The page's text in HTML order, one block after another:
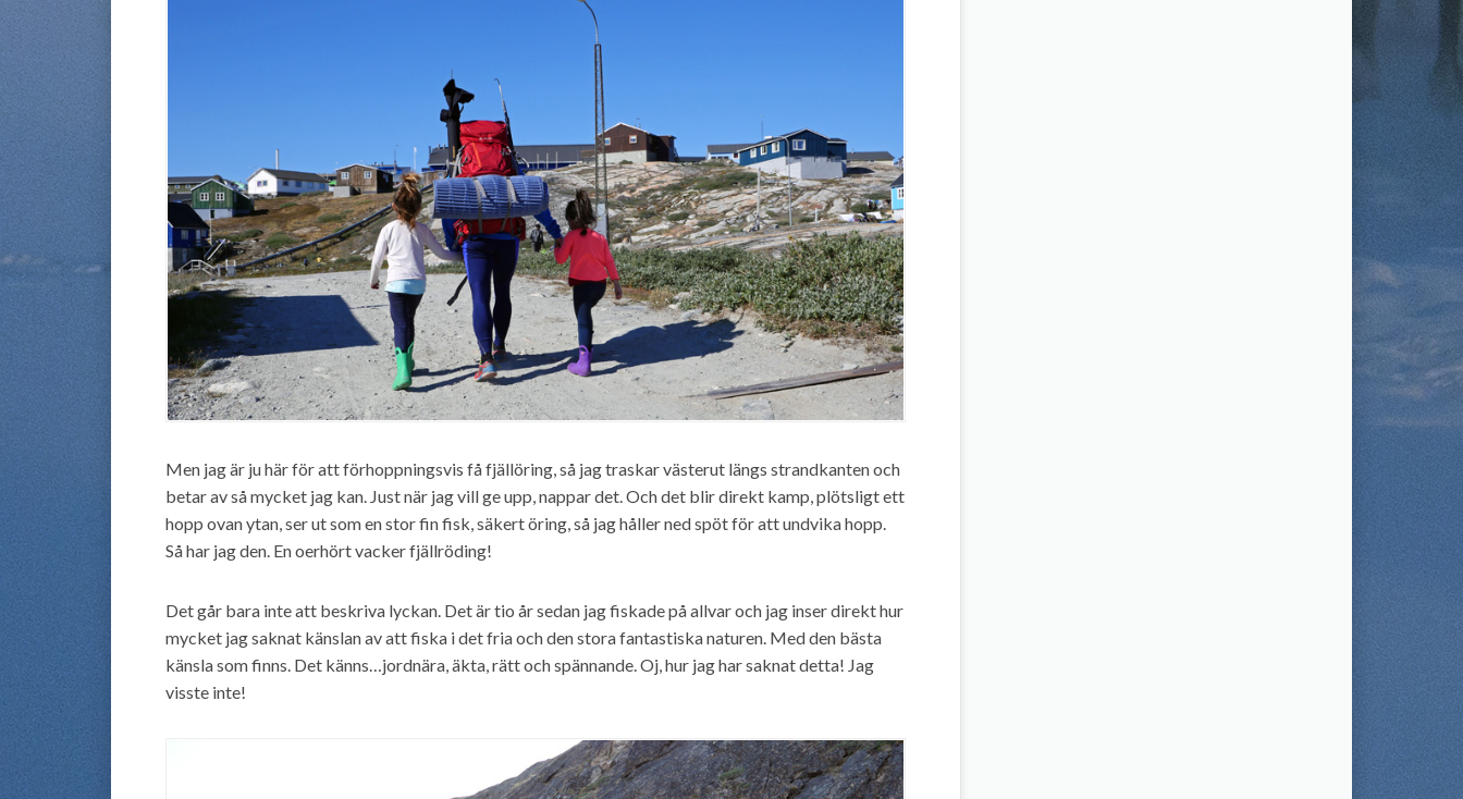
Men jag är ju här för att förhoppningsvis få fjällöring, så jag traskar västerut längs strandkanten och
betar av så mycket jag kan. Just när jag vill ge upp, nappar det. Och det blir direkt kamp, plötsligt ett
hopp ovan ytan, ser ut som en stor fin fisk, säkert öring, så jag håller ned spöt för att undvika hopp.
Så har jag den. En oerhört vacker fjällröding!
Det går bara inte att beskriva lyckan. Det är tio år sedan jag fiskade på allvar och jag inser direkt hur
mycket jag saknat känslan av att fiska i det fria och den stora fantastiska naturen. Med den bästa
känsla som finns. Det känns…jordnära, äkta, rätt och spännande. Oj, hur jag har saknat detta! Jag
visste inte!